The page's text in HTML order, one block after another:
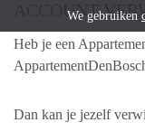
ACCOUNT
Heb je een
Dan kan je jezelf
We gebruiken